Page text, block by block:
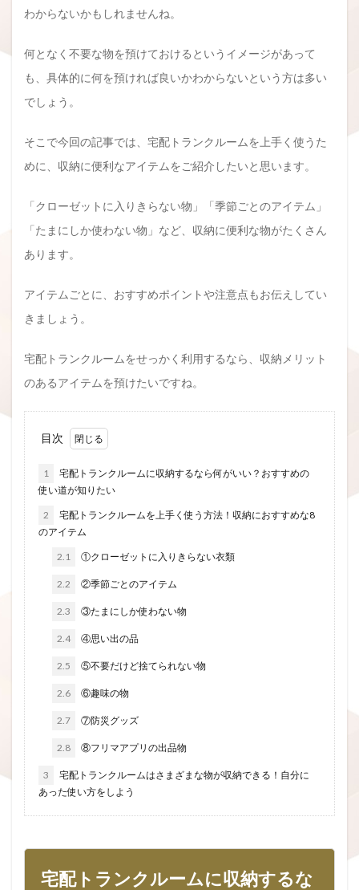
わからないかもしれませんね。
何となく不要な物を預けておけるというイメージがあって
も、具体的に何を預ければ良いかわからないという方は多い
でしょう。
そこで今回の記事では、宅配トランクルームを上手く使うた
めに、収納に便利なアイテムをご紹介したいと思います。
「クローゼットに入りきらない物」「季節ごとのアイテム」
「たまにしか使わない物」など、収納に便利な物がたくさん
あります。
アイテムごとに、おすすめポイントや注意点もお伝えしてい
きましょう。
宅配トランクルームをせっかく利用するなら、収納メリット
のあるアイテムを預けたいですね。
目次
1
宅配トランクルームに収納するなら何がいい？おすすめの
使い道が知りたい
2
宅配トランクルームを上手く使う方法！収納におすすめな8
のアイテム
2.1 ①クローゼットに入りきらない衣類
2.2 ②季節ごとのアイテム
2.3 ③たまにしか使わない物
2.4 ④思い出の品
2.5 ⑤不要だけど捨てられない物
2.6 ⑥趣味の物
2.7 ⑦防災グッズ
2.8 ⑧フリマアプリの出品物
3
宅配トランクルームはさまざまな物が収納できる！自分に
あった使い方をしよう
宅配トランクルームに収納するな